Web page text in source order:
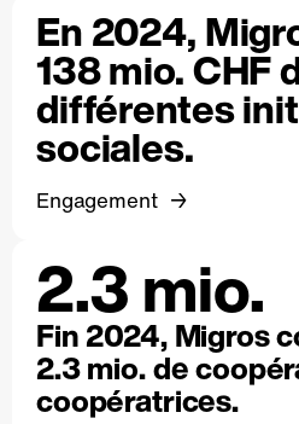
En 2024,
138 mio. CHF
différentes
sociales.
Engagement
2.3 mio.
Fin 2024, Migros
2.3 mio. de
coopératrices.